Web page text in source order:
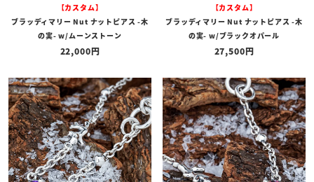
【カスタム】
ブラッディマリー Nut ナットピアス -木
の実- w/ムーンストーン
22,000
【カスタム】
ブラッディマリー Nut ナットピアス -木
の実- w/ブラックオパール
27,500